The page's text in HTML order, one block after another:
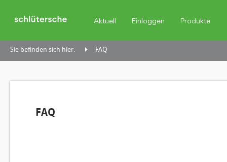
Aktuell Einloggen Produkte
Sie befinden sich hier: FAQ
FAQ